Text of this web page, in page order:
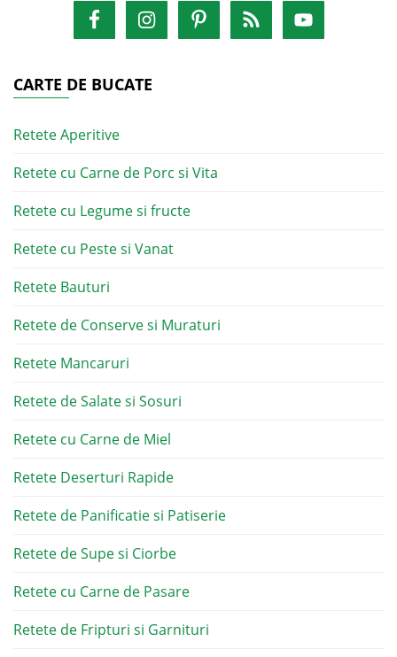
CARTE DE BUCATE
Retete Aperitive
Retete cu Carne de Porc si Vita
Retete cu Legume si fructe
Retete cu Peste si Vanat
Retete Bauturi
Retete de Conserve si Muraturi
Retete Mancaruri
Retete de Salate si Sosuri
Retete cu Carne de Miel
Retete Deserturi Rapide
Retete de Panificatie si Patiserie
Retete de Supe si Ciorbe
Retete cu Carne de Pasare
Retete de Fripturi si Garnituri